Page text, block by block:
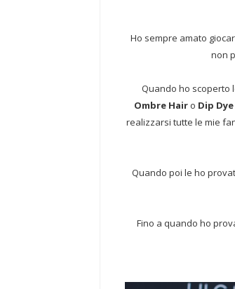
Ho sempre amato
non
Quando ho scoperto
Ombre Hair o Dip Dye
realizzarsi tutte le mie
Quando poi le ho
Fino a quando ho